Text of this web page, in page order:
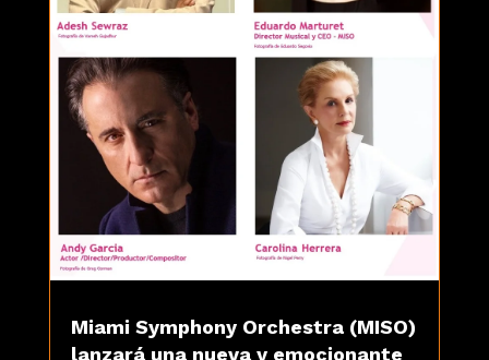
Miami Symphony Orchestra (MISO)
lanzará una nueva y emocionante